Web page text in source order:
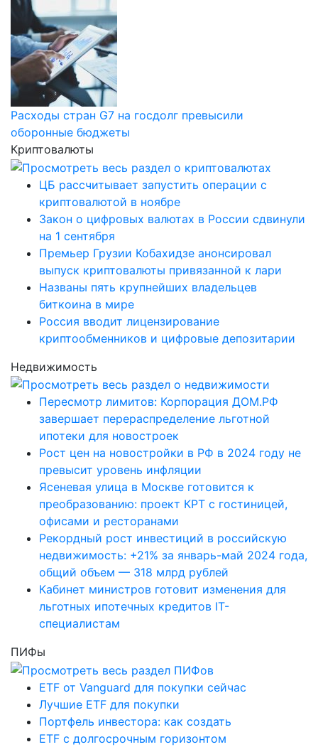
Расходы стран G7 на госдолг превысили
оборонные бюджеты
Криптовалюты
ЦБ рассчитывает запустить операции с
криптовалютой в ноябре
Закон о цифровых валютах в России сдвинули
на 1 сентября
Премьер Грузии Кобахидзе анонсировал
выпуск криптовалюты привязанной к лари
Названы пять крупнейших владельцев
биткоина в мире
Россия вводит лицензирование
криптообменников и цифровые депозитарии
Недвижимость
Пересмотр лимитов: Корпорация ДОМ.РФ
завершает перераспределение льготной
ипотеки для новостроек
Рост цен на новостройки в РФ в 2024 году не
превысит уровень инфляции
Ясеневая улица в Москве готовится к
преобразованию: проект КРТ с гостиницей,
офисами и ресторанами
Рекордный рост инвестиций в российскую
недвижимость: +21% за январь-май 2024 года,
общий объем — 318 млрд рублей
Кабинет министров готовит изменения для
льготных ипотечных кредитов IT-
специалистам
ПИФы
ETF от Vanguard для покупки сейчас
Лучшие ETF для покупки
Портфель инвестора: как создать
ETF с долгосрочным горизонтом